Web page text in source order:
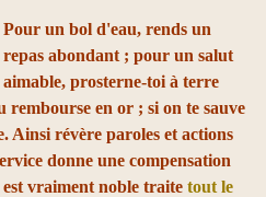
Pour un bol d'eau, rends un
repas abondant ; pour un salut
aimable, prosterne-toi à terre
rembourse en or ; si on te sauve
Ainsi révère paroles et actions
donne une compensation
vraiment noble traite tout le